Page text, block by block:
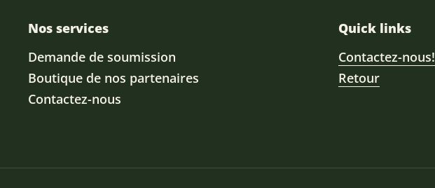
Nos services
Demande de soumission
Boutique de nos partenaires
Contactez-nous
Quick links
Contactez-nous!
Retour